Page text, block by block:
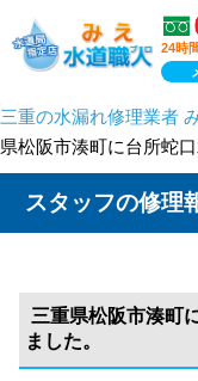
24時
三重の水漏れ修理業者
県松阪市湊町に台所蛇
スタッフの修理
三重県松阪市湊町
ました。